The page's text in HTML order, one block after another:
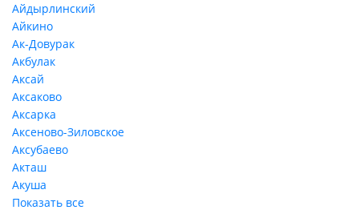
Айдырлинский
Айкино
Ак-Довурак
Акбулак
Аксай
Аксаково
Аксарка
Аксеново-Зиловское
Аксубаево
Акташ
Акуша
Показать все